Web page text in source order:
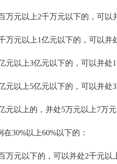
元以上2千万元以下的，可以
元以上1亿元以下的，可以并
以上3亿元以下的，可以并处
以上5亿元以下的，可以并处3
以上的，并处5万元以上7万元
以上60%以下的：
元以下的，可以并处2千元以